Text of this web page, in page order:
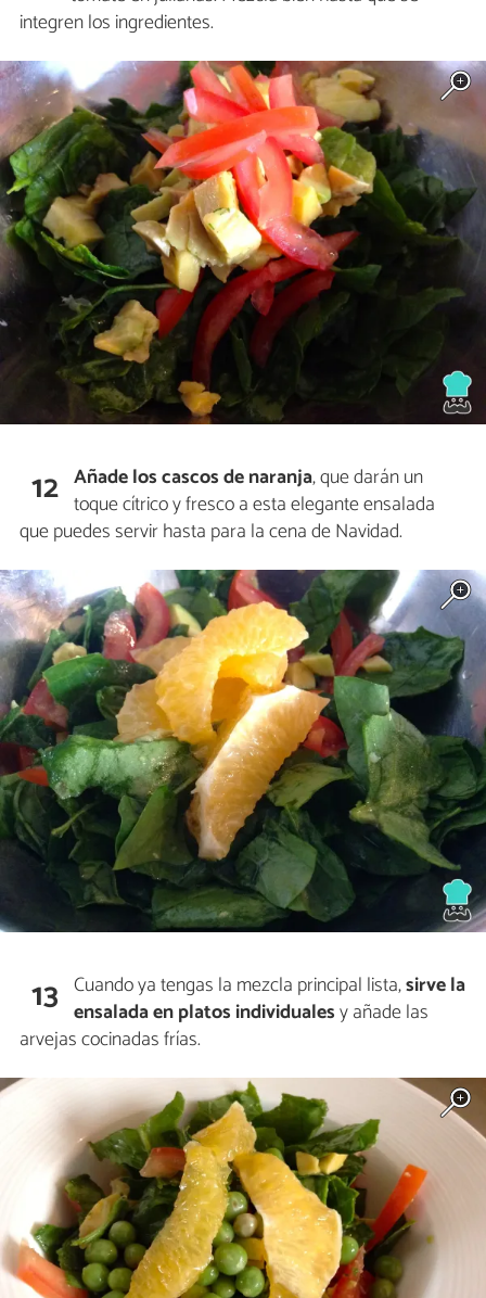
integren los ingredientes.
12 Añade los cascos de naranja, que darán un
toque cítrico y fresco a esta elegante ensalada
que puedes servir hasta para la cena de Navidad.
13 Cuando ya tengas la mezcla principal lista,sirve la
ensalada en platos individualesy añade las
arvejas cocinadas frías.